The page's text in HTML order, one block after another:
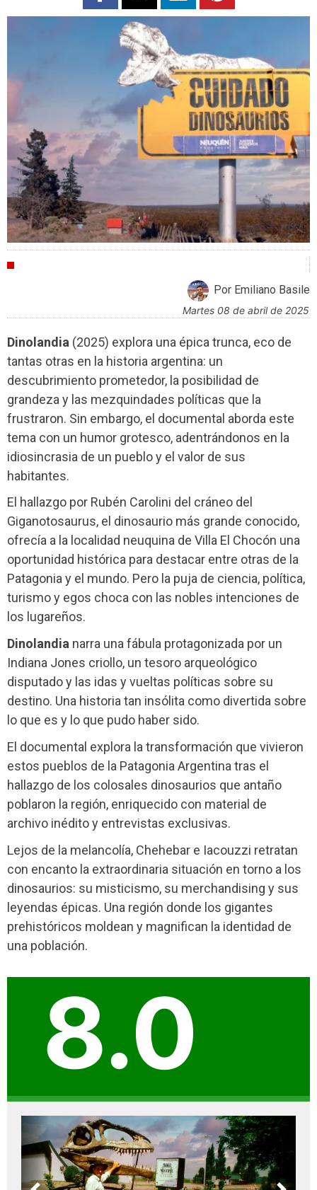
Por Emiliano Basile
martes 08 de abril de 2025
Dinolandia (2025) explora una épica trunca, eco de
tantas otras en la historia argentina: un
descubrimiento prometedor, la posibilidad de
grandeza y las mezquindades políticas que la
frustraron. Sin embargo, el documental aborda este
tema con un humor grotesco, adentrándonos en la
idiosincrasia de un pueblo y el valor de sus
habitantes.
El hallazgo por Rubén Carolini del cráneo del
Giganotosaurus, el dinosaurio más grande conocido,
ofrecía a la localidad neuquina de Villa El Chocón una
oportunidad histórica para destacar entre otras de la
Patagonia y el mundo. Pero la puja de ciencia, política,
turismo y egos choca con las nobles intenciones de
los lugareños.
Dinolandia narra una fábula protagonizada por un
Indiana Jones criollo, un tesoro arqueológico
disputado y las idas y vueltas políticas sobre su
destino. Una historia tan insólita como divertida sobre
lo que es y lo que pudo haber sido.
El documental explora la transformación que vivieron
estos pueblos de la Patagonia Argentina tras el
hallazgo de los colosales dinosaurios que antaño
poblaron la región, enriquecido con material de
archivo inédito y entrevistas exclusivas.
Lejos de la melancolía, Chehebar e Iacouzzi retratan
con encanto la extraordinaria situación en torno a los
dinosaurios: su misticismo, su merchandising y sus
leyendas épicas. Una región donde los gigantes
prehistóricos moldean y magnifican la identidad de
una población.
8.0